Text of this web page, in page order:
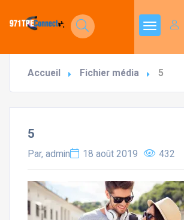
Accueil Fichier média 5
5
Par, admin 18 août 2019 432